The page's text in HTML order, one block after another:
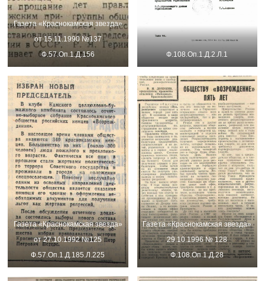
Газета «Краснокамская звезда»
от 15.11.1990 №137
Ф.57.Оп.1.Д.156
Ф.108.Оп.1.Д.2.Л.1
Газета «Краснокамская звезда»
от 27.10.1992 №125
Ф.57.Оп.1.Д.185.Л.225
Газета «Краснокамская звезда»
29.10.1996 № 128
Ф.108.Оп.1.Д.28